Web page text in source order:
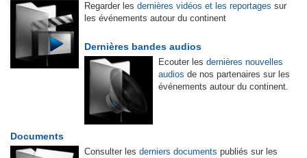
Regarder les dernières vidéos et les reportages sur
les événements autour du continent
Dernières bandes audios
Ecouter les dernières nouvelles
audios de nos partenaires sur les
événements autour du continent.
Documents
Consulter les derniers documents publiés sur les